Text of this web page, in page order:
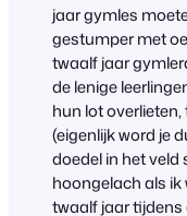
jaar gymles
gestumper met
twaalf jaar
de lenige
hun lot
(eigenlijk word je
doedel in het veld
hoongelach als ik
twaalf jaar tijdens